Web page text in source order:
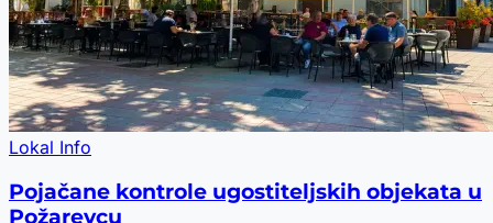
Lokal Info
Pojačane kontrole ugostiteljskih objekata u
Požarevcu